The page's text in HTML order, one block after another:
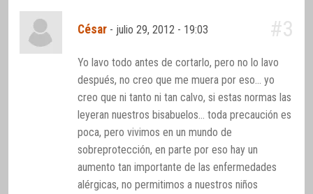
César - julio 29, 2012 - 19:03 #3
Yo lavo todo antes de cortarlo, pero no lo lavo
después, no creo que me muera por eso… yo
creo que ni tanto ni tan calvo, si estas normas las
leyeran nuestros bisabuelos… toda precaución es
poca, pero vivimos en un mundo de
sobreprotección, en parte por eso hay un
aumento tan importante de las enfermedades
alérgicas, no permitimos a nuestros niños